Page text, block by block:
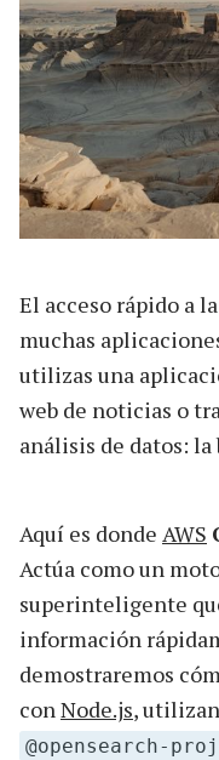
El acceso rápido a
muchas
utilizas una
web de noticias o
análisis de datos:
Aquí es donde AWS
Actúa como un
superinteligente
información
demostraremos
conNode.js,
@opensearch-